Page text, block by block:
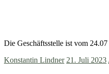
Die Geschäftsstelle ist vom
Konstantin Lindner 21. Juli 2023